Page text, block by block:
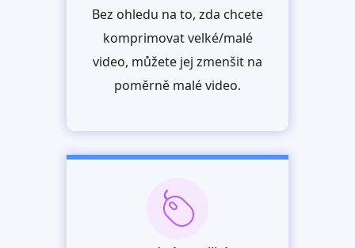
Bez ohledu na to, zda chcete
komprimovat velké/malé
video, můžete jej zmenšit na
poměrně malé video.